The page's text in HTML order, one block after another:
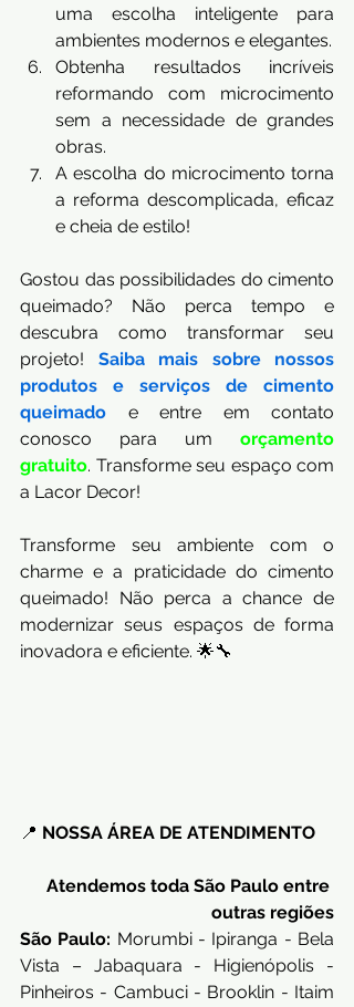
uma escolha inteligente para
ambientes modernos e elegantes.
Obtenha resultados incríveis
reformando com microcimento
sem a necessidade de grandes
obras.
A escolha do microcimento torna
a reforma descomplicada, eficaz
e cheia de estilo!
Gostou das possibilidades do cimento
queimado? Não perca tempo e
descubra como transformar seu
projeto! Saiba mais sobre nossos
produtos e serviços de cimento
queimado e entre em contato
conosco para um
orçamento
gratuito. Transforme seu espaço com
a Lacor Decor!
Transforme seu ambiente com o
charme e a praticidade do cimento
queimado! Não perca a chance de
modernizar seus espaços de forma
inovadora e eficiente. 🌟🔧
📍 NOSSA ÁREA DE ATENDIMENTO
Atendemos toda São Paulo entre
outras regiões
São Paulo: Morumbi - Ipiranga - Bela
Vista – Jabaquara - Higienópolis -
Pinheiros - Cambuci - Brooklin - Itaim